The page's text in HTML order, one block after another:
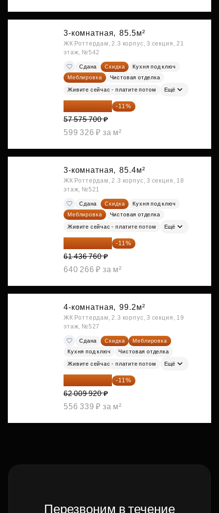
3-комнатная, 85.5м²
ЖК Роттердам, 2.3 корпус, 3 секция, 21
этаж, №542
Сдана Скидка
Кухня под ключ
Меблировка
Чистовая отделка
Живите сейчас - платите потом Ещё
51 242 373 ₽ -11%
57 575 700 ₽
599 326 ₽ за м²
3-комнатная, 85.4м²
ЖК Роттердам, 2.3 корпус, 3 секция, 18
этаж, №521
Сдана Скидка
Кухня под ключ
Меблировка
Чистовая отделка
Живите сейчас - платите потом Ещё
54 678 716 ₽ -11%
61 436 760 ₽
640 266 ₽ за м²
4-комнатная, 99.2м²
ЖК Роттердам, 2.3 корпус, 3 секция, 19
этаж, №527
Сдана Скидка
Меблировка
Кухня под ключ
Чистовая отделка
Живите сейчас - платите потом Ещё
55 188 829 ₽ -11%
62 009 920 ₽
556 339 ₽ за м²
Перезвоним в течение